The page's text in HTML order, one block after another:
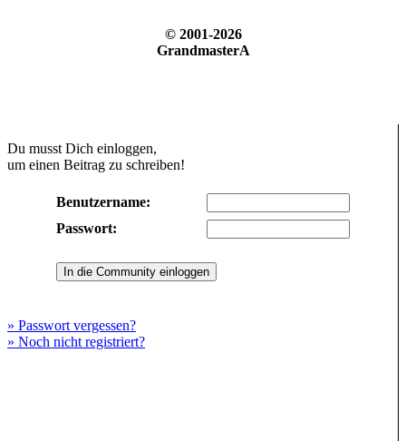
© 2001-2026
GrandmasterA
Du musst Dich einloggen,
um einen Beitrag zu schreiben!
Benutzername:
Passwort:
» Passwort vergessen?
» Noch nicht registriert?